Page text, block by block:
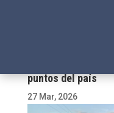
puntos del país
27 Mar, 2026